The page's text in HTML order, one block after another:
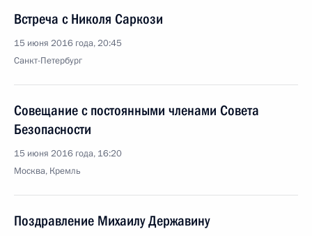
Встреча с Николя Саркози
15 июня 2016 года, 20:45
Санкт-Петербург
Совещание с постоянными членами Совета
Безопасности
15 июня 2016 года, 16:20
Москва, Кремль
Поздравление Михаилу Державину